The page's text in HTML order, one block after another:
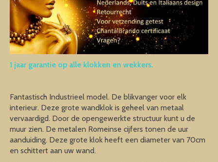
1 jaar garantie op alle klokken en wekkers.
Fantastisch Industrieel model. De blikvanger voor elk
interieur. Deze grote wandklok is geheel van metaal
vervaardigd. Door de opengewerkte structuur kunt u de
muur zien. De metalen Romeinse cijfers tonen de uur
aanduiding. Deze grote klok heeft een diameter van 70cm
en schittert aan uw wand.